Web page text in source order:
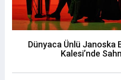
Dünyaca Ünlü Janoska
Kalesi’nde